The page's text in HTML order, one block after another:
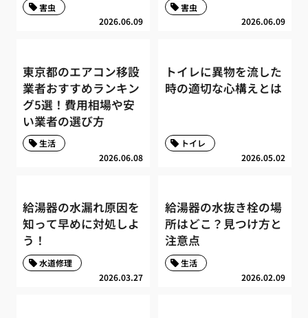
2026.06.09
害虫
2026.06.09
害虫
東京都のエアコン移設
業者おすすめランキン
グ5選！費用相場や安
い業者の選び方
2026.06.08
生活
トイレに異物を流した
時の適切な心構えとは
2026.05.02
トイレ
給湯器の水漏れ原因を
知って早めに対処しよ
う！
2026.03.27
水道修理
給湯器の水抜き栓の場
所はどこ？見つけ方と
注意点
2026.02.09
生活